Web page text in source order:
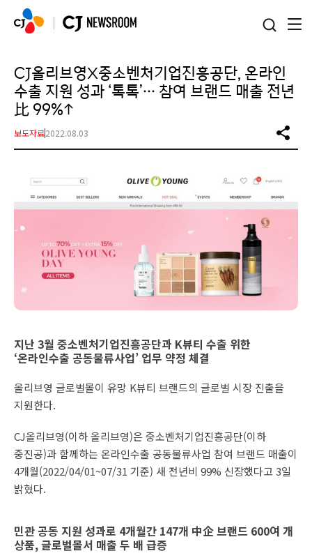
CJ올리브영X중소벤처기업진흥공단, 온라인
수출 지원 성과 ‘톡톡’… 참여 브랜드 매출 전년
比 99%↑
보도자료2022.08.03
지난 3월 중소벤처기업진흥공단과 K뷰티 수출 위한
‘온라인수출 공동물류사업’ 업무 약정 체결
올리브영 글로벌몰이 유망 K뷰티 브랜드의 글로벌 시장 진출을
지원한다.
CJ올리브영(이하 올리브영)은 중소벤처기업진흥공단(이하
중진공)과 함께하는 온라인수출 공동물류사업 참여 브랜드 매출이
4개월(2022/04/01~07/31 기준) 새 전년비 99% 신장했다고 3일
밝혔다.
민관 공동 지원 성과로 4개월간 147개 中企 브랜드 600여 개
상품, 글로벌몰서 매출 두 배 급증